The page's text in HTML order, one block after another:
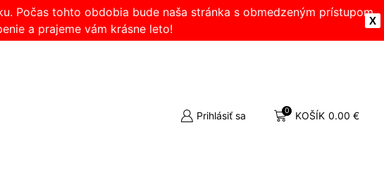
X
Počas tohto obdobia bude naša stránka s obmedzeným prístupom.
a prajeme vám krásne leto!
Prihlásiť sa 0 KOŠÍK 0.00 €